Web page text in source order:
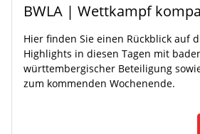
BWLA | Wettkampf
Hier finden Sie einen Rückblick auf
Highlights in diesen Tagen mit
württembergischer Beteiligung
zum kommenden Wochenende.